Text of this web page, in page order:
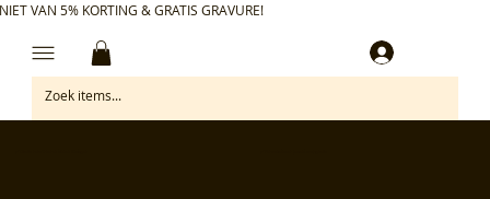
VAN 5% KORTING & GRATIS GRAVURE!